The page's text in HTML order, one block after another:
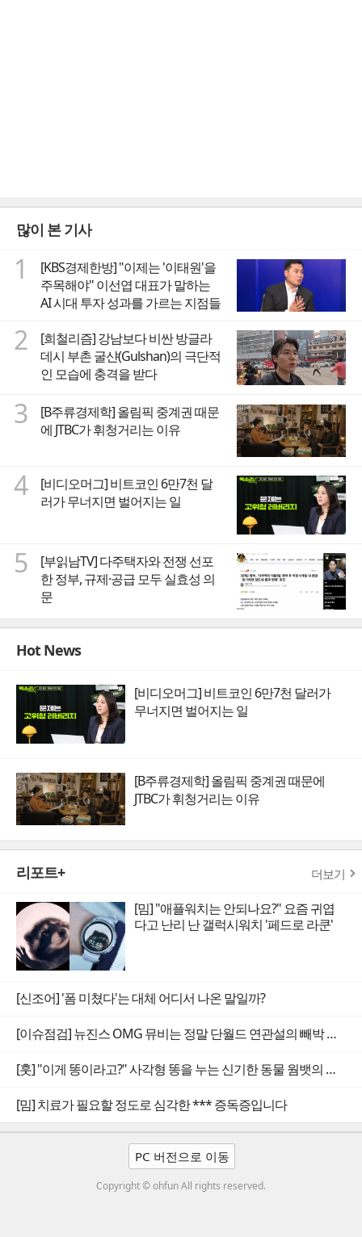
많이 본 기사
1
[KBS경제한방] "이제는 '이태원'을
주목해야" 이선엽 대표가 말하는
AI 시대 투자 성과를 가르는 지점들
2
[희철리즘] 강남보다 비싼 방글라
데시 부촌 굴샨(Gulshan)의 극단적
인 모습에 충격을 받다
3
[B주류경제학] 올림픽 중계권 때문
에 JTBC가 휘청거리는 이유
4
[비디오머그] 비트코인 6만7천 달
러가 무너지면 벌어지는 일
5
[부읽남TV] 다주택자와 전쟁 선포
한 정부, 규제·공급 모두 실효성 의
문
Hot News
[비디오머그] 비트코인 6만7천 달러가
무너지면 벌어지는 일
[B주류경제학] 올림픽 중계권 때문에
JTBC가 휘청거리는 이유
리포트+ 더보기
[밈] "애플워치는 안되나요?" 요즘 귀엽
다고 난리 난 갤럭시워치 '페드로 라쿤'
[신조어] '폼 미쳤다'는 대체 어디서 나온 말일까?
[이슈점검] 뉴진스 OMG 뮤비는 정말 단월드 연관설의 빼박 증거일까
[훗] "이게 똥이라고?" 사각형 똥을 누는 신기한 동물 웜뱃의 비밀
[밈] 치료가 필요할 정도로 심각한 *** 증독증입니다
PC 버전으로 이동
Copyright © ohfun All rights reserved.